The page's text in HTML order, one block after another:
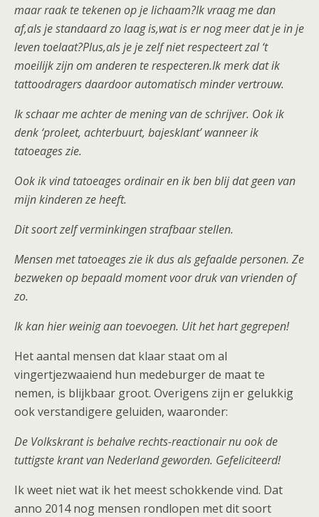
maar raak te tekenen op je lichaam?Ik vraag me dan
af,als je standaard zo laag is,wat is er nog meer dat je in je
leven toelaat?Plus,als je je zelf niet respecteert zal ‘t
moeilijk zijn om anderen te respecteren.Ik merk dat ik
tattoodragers daardoor automatisch minder vertrouw.
Ik schaar me achter de mening van de schrijver. Ook ik
denk ‘proleet, achterbuurt, bajesklant’ wanneer ik
tatoeages zie.
Ook ik vind tatoeages ordinair en ik ben blij dat geen van
mijn kinderen ze heeft.
Dit soort zelf verminkingen strafbaar stellen.
Mensen met tatoeages zie ik dus als gefaalde personen. Ze
bezweken op bepaald moment voor druk van vrienden of
zo.
Ik kan hier weinig aan toevoegen. Uit het hart gegrepen!
Het aantal mensen dat klaar staat om al
vingertjezwaaiend hun medeburger de maat te
nemen, is blijkbaar groot. Overigens zijn er gelukkig
ook verstandigere geluiden, waaronder:
De Volkskrant is behalve rechts-reactionair nu ook de
tuttigste krant van Nederland geworden. Gefeliciteerd!
Ik weet niet wat ik het meest schokkende vind. Dat
anno 2014 nog mensen rondlopen met dit soort